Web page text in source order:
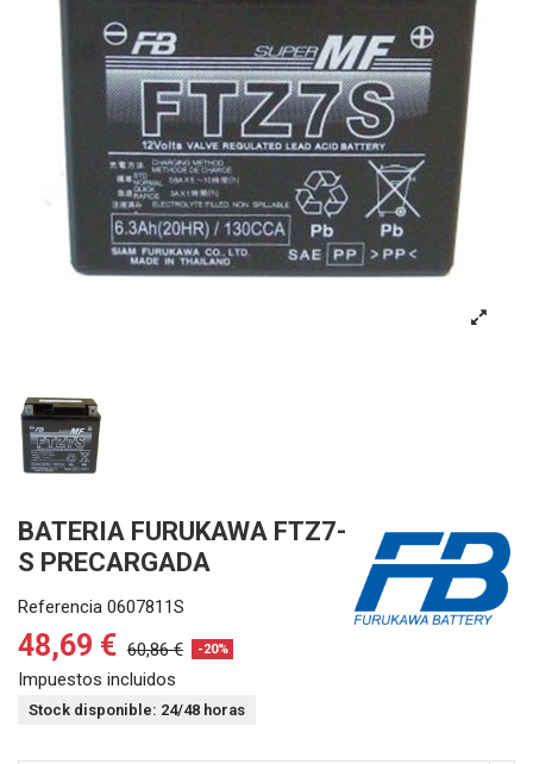
BATERIA FURUKAWA FTZ7-
S PRECARGADA
Referencia 0607811S
48,69 € 60,86 € -20%
Impuestos incluidos
Stock disponible: 24/48 horas